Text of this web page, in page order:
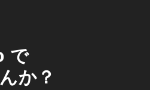
で
か？